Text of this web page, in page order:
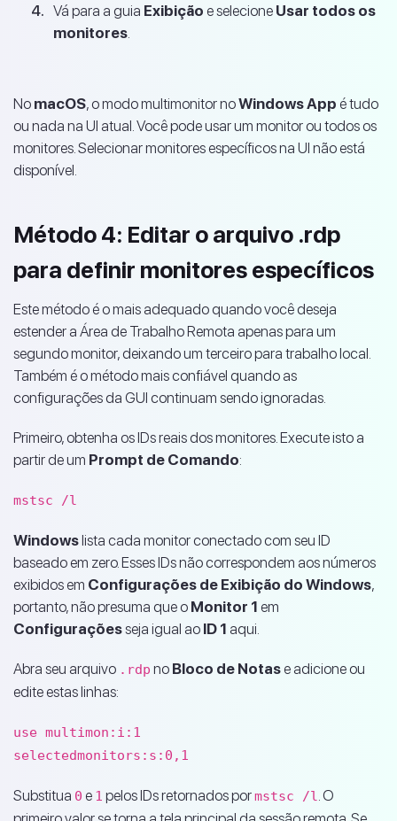
Vá para a guia Exibição e selecione Usar todos os
monitores
No macOS, o modo multimonitor noWindows App é tudo
ou nada na UI atual. Você pode usar um monitor ou todos os
monitores. Selecionar monitores específicos na UI não está
disponível.
Método 4: Editar o arquivo .rdp
para definir monitores específicos
Este método é o mais adequado quando você deseja
estender a Área de Trabalho Remota apenas para um
segundo monitor, deixando um terceiro para trabalho local.
Também é o método mais confiável quando as
configurações da GUI continuam sendo ignoradas.
Primeiro, obtenha os IDs reais dos monitores. Execute isto a
partir de um Prompt de Comando:
mstsc /l
Windowslista cada monitor conectado com seu ID
baseado em zero. Esses IDs não correspondem aos números
exibidos em Configurações de Exibição do Windows,
portanto, não presuma que o Monitor 1 em
Configuraçõesseja igual ao ID 1 aqui.
Abra seu arquivo .rdp no Bloco de Notas e adicione ou
edite estas linhas:
use multimon:i:1
selectedmonitors:s:0,1
Substitua 0 e 1 pelos IDs retornados pormstsc /l . O